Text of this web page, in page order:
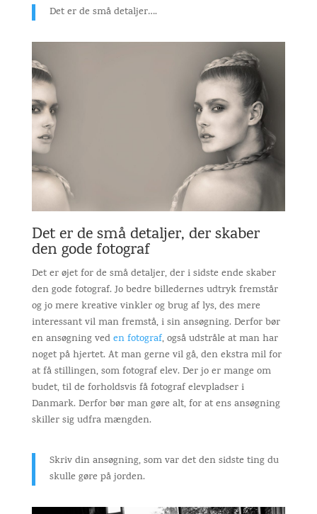
Det er de små detaljer….
Det er de små detaljer, der skaber
den gode fotograf
Det er øjet for de små detaljer, der i sidste ende skaber
den gode fotograf. Jo bedre billedernes udtryk fremstår
og jo mere kreative vinkler og brug af lys, des mere
interessant vil man fremstå, i sin ansøgning. Derfor bør
en ansøgning veden fotograf, også udstråle at man har
noget på hjertet. At man gerne vil gå, den ekstra mil for
at få stillingen, som fotograf elev. Der jo er mange om
budet, til de forholdsvis få fotograf elevpladser i
Danmark. Derfor bør man gøre alt, for at ens ansøgning
skiller sig udfra mængden.
Skriv din ansøgning, som var det den sidste ting du
skulle gøre på jorden.